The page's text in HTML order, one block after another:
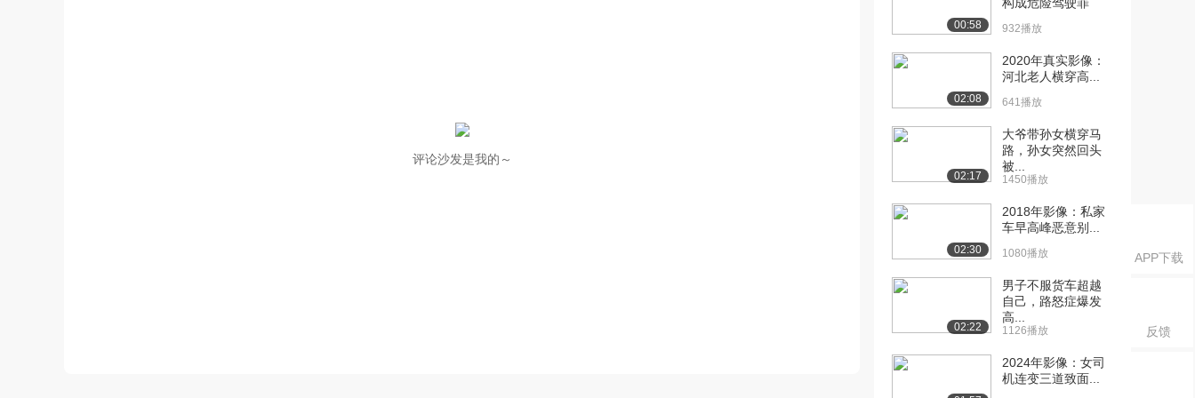
APP下载
反馈
评论沙发是我的～
00:58 932播放
02:08
2020年真实影像：
河北老人横穿高...
641播放
02:17
大爷带孙女横穿马
路，孙女突然回头
被...
1450播放
02:30
2018年影像：私家
车早高峰恶意别...
1080播放
02:22
男子不服货车超越
自己，路怒症爆发
高...
1126播放
2024年影像：女司
机连变三道致面...